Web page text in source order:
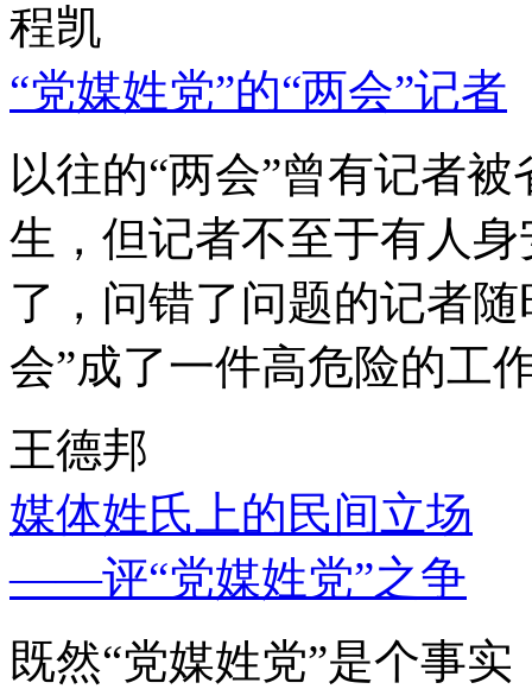
程凯
“党媒姓党”的“两会”记者
以往的“两会”曾有记者
生，但记者不至于有人
了，问错了问题的记者
会”成了一件高危险的工
王德邦
媒体姓氏上的民间立场
——评“党媒姓党”之争
既然“党媒姓党”是个事